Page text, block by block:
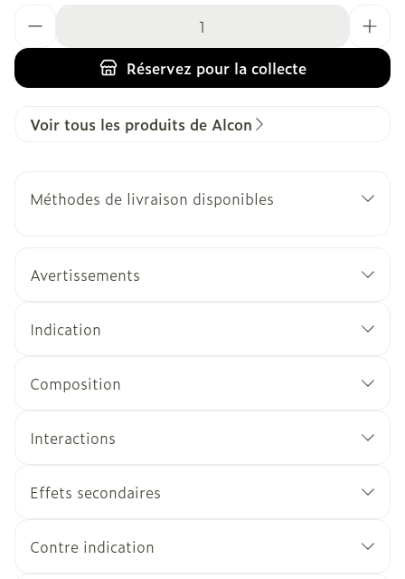
Réservezpour la collecte
Voir tous les produits de Alcon
Méthodes de livraison disponibles
Avertissements
Indication
Composition
Interactions
Effets secondaires
Contre indication